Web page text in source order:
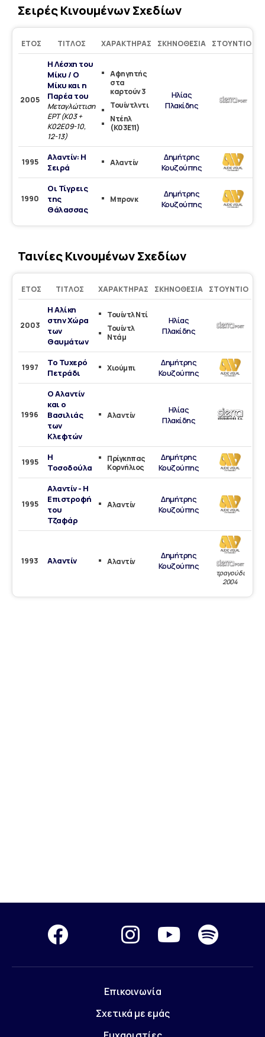
Σειρές Κινουμένων Σχεδίων
ΈΤΟΣ ΤΊΤΛΟΣ ΧΑΡΑΚΤΉΡΑΣ ΣΚΗΝΟΘΕΣΊΑ ΣΤΟΎΝΤΙΟ
2005
Η Λέσχη του
Μίκυ / Ο
Μίκυ και η
Παρέα του
Μεταγλώττιση
ΕΡΤ (Κ03 +
Κ02Ε09-10,
12-13)
Αφηγητής
στα
καρτούν 3
Τουίντλντι
Ντέηλ
(Κ03E11)
Ηλίας
Πλακίδης
1995
Αλαντίν: Η
Σειρά
Aλαντίν
Δημήτρης
Κουζούπης
1990
Οι Τίγρεις
της
Θάλασσας
Μπρονκ
Δημήτρης
Κουζούπης
Ταινίες Κινουμένων Σχεδίων
ΈΤΟΣ ΤΊΤΛΟΣ ΧΑΡΑΚΤΉΡΑΣ ΣΚΗΝΟΘΕΣΊΑ ΣΤΟΎΝΤΙΟ
2003
Η Αλίκη
στην Χώρα
των
Θαυμάτων
Τουίντλ Ντί
Τουίντλ
Ντάμ
Ηλίας
Πλακίδης
1997
Το Τυχερό
Πετράδι
Χιούμπι
Δημήτρης
Κουζούπης
1996
Ο Αλαντίν
και ο
Βασιλιάς
των
Κλεφτών
Αλαντίν
Ηλίας
Πλακίδης
1995
Η
Τοσοδούλα
Πρίγκηπας
Κορνήλιος
Δημήτρης
Κουζούπης
1995
Αλαντίν - Η
Επιστροφή
του
Τζαφάρ
Αλαντίν
Δημήτρης
Κουζούπης
1993 Αλαντίν Αλαντίν
Δημήτρης
Κουζούπης
τραγούδι
2004
Επικοινωνία
Σχετικά με εμάς